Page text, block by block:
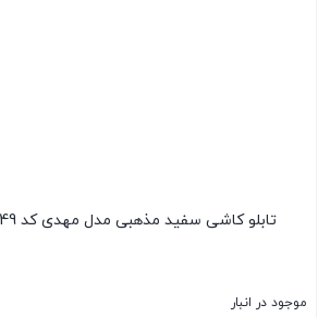
تابلو کاشی سفید مذهبی مدل مهدی کد m1049 اندازه ۳۰ در ۳۰
موجود در انبار